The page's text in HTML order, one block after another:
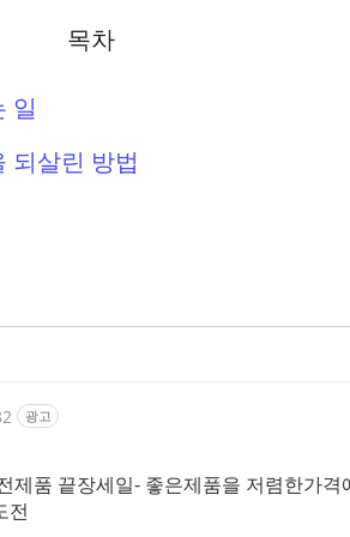
목차
일
되살린 방법
광고
제품 끝장세일- 좋은제품을 저렴한가격
전